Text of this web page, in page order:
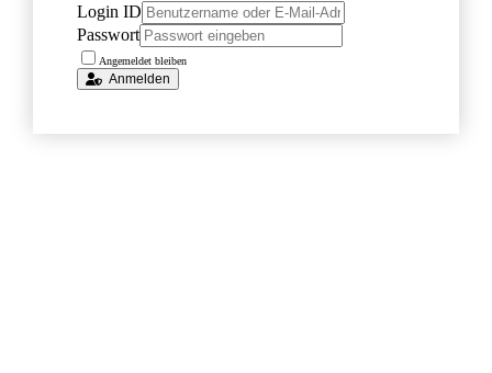
Login ID
Passwort
Angemeldet bleiben
Anmelden